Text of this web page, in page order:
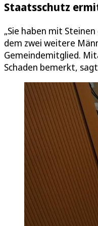
Staatsschutz
„Sie haben mit
dem zwei weitere
Gemeindemitglied.
Schaden bemerkt,